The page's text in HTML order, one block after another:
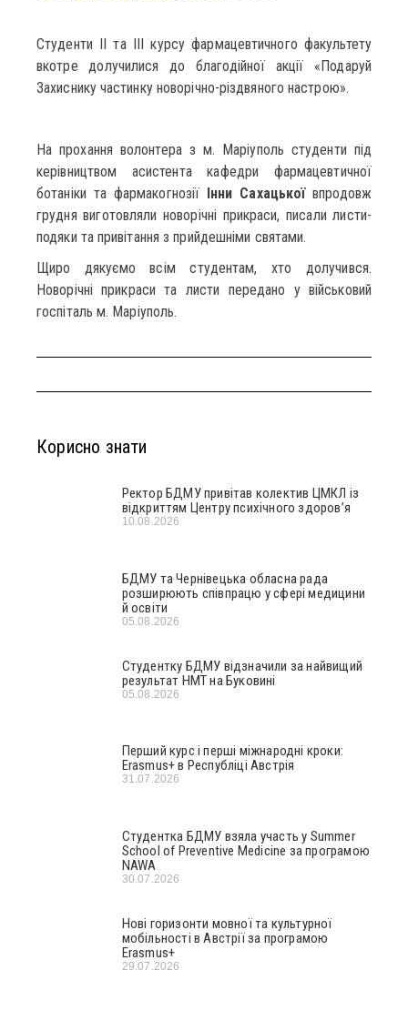
Студенти ІІ та ІІІ курсу фармацевтичного факультету
вкотре долучилися до благодійної акції «Подаруй
Захиснику частинку новорічно-різдвяного настрою».
На прохання волонтера з м. Маріуполь студенти під
керівництвом асистента кафедри фармацевтичної
ботаніки та фармакогнозії Інни Сахацькоївпродовж
грудня виготовляли новорічні прикраси, писали листи-
подяки та привітання з прийдешніми святами.
Щиро дякуємо всім студентам, хто долучився.
Новорічні прикраси та листи передано у військовий
госпіталь м. Маріуполь.
Корисно знати
Ректор БДМУ привітав колектив ЦМКЛ із
відкриттям Центру психічного здоров’я
10.08.2026
БДМУ та Чернівецька обласна рада
розширюють співпрацю у сфері медицини
й освіти
05.08.2026
Студентку БДМУ відзначили за найвищий
результат НМТ на Буковині
05.08.2026
Перший курс і перші міжнародні кроки:
Erasmus+ в Республіці Австрія
31.07.2026
Студентка БДМУ взяла участь у Summer
School of Preventive Medicine за програмою
NAWA
30.07.2026
Нові горизонти мовної та культурної
мобільності в Австрії за програмою
Erasmus+
29.07.2026